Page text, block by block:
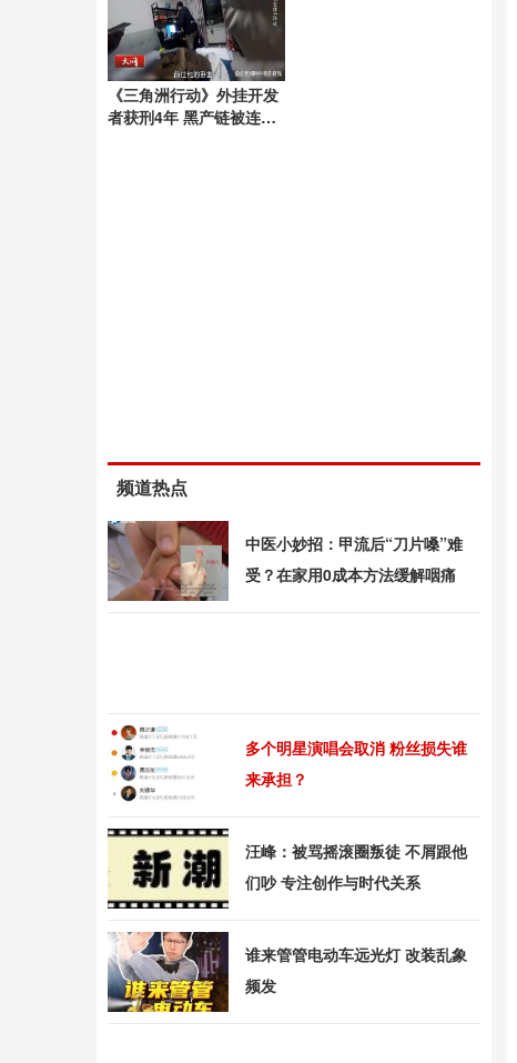
《三角洲行动》外挂开发
者获刑4年 黑产链被连根
频道热点
中医小妙招：甲流后“刀片嗓”难
受？在家用0成本方法缓解咽痛
多个明星演唱会取消 粉丝损失谁
来承担？
汪峰：被骂摇滚圈叛徒 不屑跟他
们吵 专注创作与时代关系
谁来管管电动车远光灯 改装乱象
频发